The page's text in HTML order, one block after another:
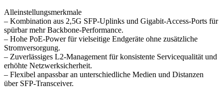
Alleinstellungsmerkmale
– Kombination aus 2,5G SFP-Uplinks und Gigabit-Access-Ports für
spürbar mehr Backbone-Performance.
– Hohe PoE-Power für vielseitige Endgeräte ohne zusätzliche
Stromversorgung.
– Zuverlässiges L2-Management für konsistente Servicequalität und
erhöhte Netzwerksicherheit.
– Flexibel anpassbar an unterschiedliche Medien und Distanzen
über SFP-Transceiver.